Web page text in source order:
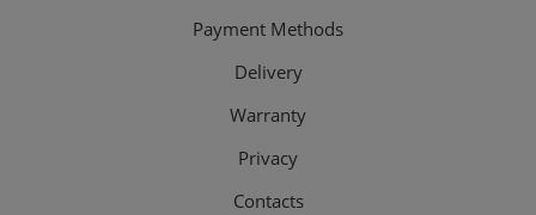
Payment Methods
Delivery
Warranty
Privacy
Contacts